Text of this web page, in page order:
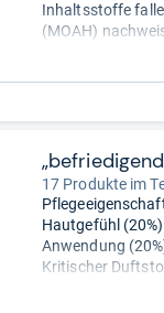
Inhaltsstoffe
(MOAH)
durchlässiger
17 Produkte im
Hautgefühl
Anwendung
Kritischer